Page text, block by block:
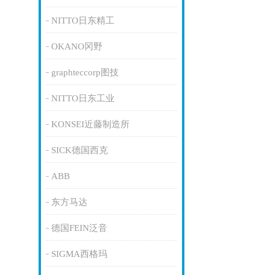
NITTO日东精工
OKANO冈野
graphteccorp图技
NITTO日东工业
KONSEI近藤制造所
SICK德国西克
ABB
东方马达
德国FEIN泛音
SIGMA西格玛